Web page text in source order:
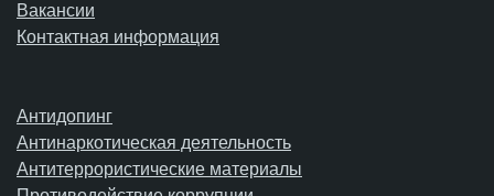
Вакансии
Контактная информация
Антидопинг
Антинаркотическая деятельность
Антитеррористические материалы